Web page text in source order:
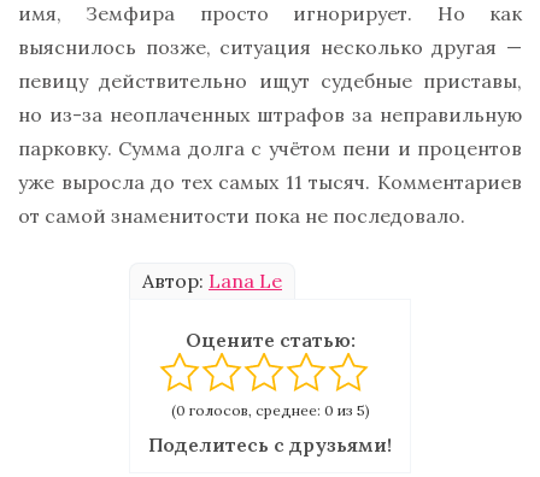
имя, Земфира просто игнорирует. Но как
выяснилось позже, ситуация несколько другая —
певицу действительно ищут судебные приставы,
но из-за неоплаченных штрафов за неправильную
парковку. Сумма долга с учётом пени и процентов
уже выросла до тех самых 11 тысяч. Комментариев
от самой знаменитости пока не последовало.
Автор: Lana Le
Оцените статью:
(0 голосов, среднее: 0 из 5)
Поделитесь с друзьями!